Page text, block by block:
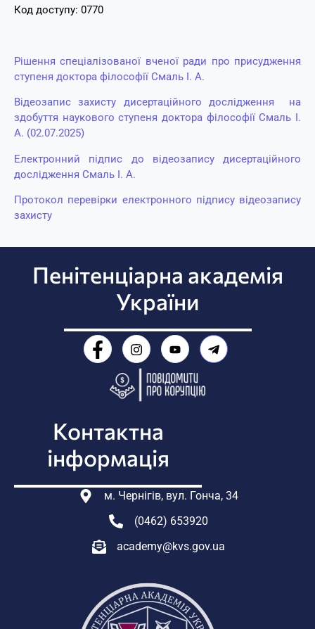
Код доступу: 0770
Рішення спеціалізованої вченої ради про присудження
ступеня доктора філософії Смаль І. А.
Відеозапис захисту дисертаційного дослідження на
здобуття наукового ступеня доктора філософії Смаль І.
А. (02.07.2025)
Електронний підпис до відеозапису дисертаційного
дослідження Смаль І. А.
Протокол перевірки електронного підпису відеозапису
захисту
Пенітенціарна академія
України
Контактна
інформація
м. Чернігів, вул. Гонча, 34
(0462) 653920
academy@kvs.gov.ua